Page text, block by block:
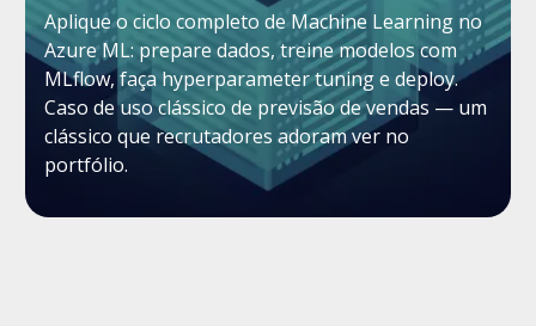
Aplique o ciclo completo de Machine Learning no
Azure ML: prepare dados, treine modelos com
MLflow, faça hyperparameter tuning e deploy.
Caso de uso clássico de previsão de vendas — um
clássico que recrutadores adoram ver no
portfólio.